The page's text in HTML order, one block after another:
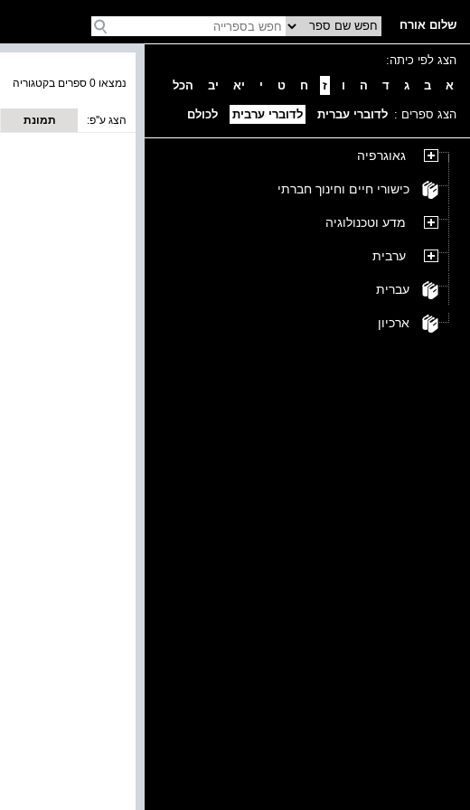
שלום אורח
הצג לפי כיתה:
א
ב ג ד ה ו ז ח ט י יא יב הכל
הצג ספרים : לדוברי עברית לדוברי ערבית לכולם
גאוגרפיה
כישורי חיים וחינוך חברתי
מדע וטכנולוגיה
ערבית
עברית
ארכיון
נמצאו 0 ספרים בקטגוריה
הצג ע''פ:
תמונת